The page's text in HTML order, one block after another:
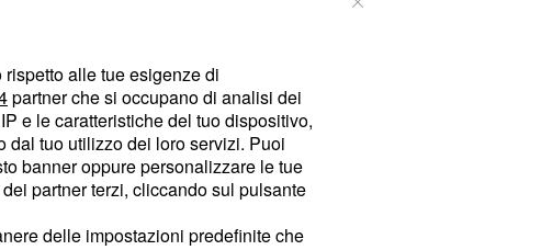
alle tue esigenze di
partner che si occupano di analisi dei
e le caratteristiche del tuo dispositivo,
dal tuo utilizzo dei loro servizi. Puoi
banner oppure personalizzare le tue
partner terzi, cliccando sul pulsante
delle impostazioni predefinite che